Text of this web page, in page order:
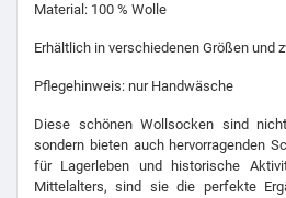
Material: 100 % Wolle
Erhältlich in verschiedenen Größen und
Pflegehinweis: nur Handwäsche
Diese schönen Wollsocken sind
sondern bieten auch hervorragenden
für Lagerleben und historische
Mittelalters, sind sie die perfekte